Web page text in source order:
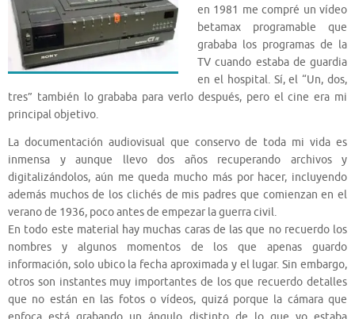
en 1981 me compré un vídeo
betamax programable que
grababa los programas de la
TV cuando estaba de guardia
en el hospital. Sí, el “Un, dos,
tres” también lo grababa para verlo después, pero el cine era mi
principal objetivo.
La documentación audiovisual que conservo de toda mi vida es
inmensa y aunque llevo dos años recuperando archivos y
digitalizándolos, aún me queda mucho más por hacer, incluyendo
además muchos de los clichés de mis padres que comienzan en el
verano de 1936, poco antes de empezar la guerra civil.
En todo este material hay muchas caras de las que no recuerdo los
nombres y algunos momentos de los que apenas guardo
información, solo ubico la fecha aproximada y el lugar. Sin embargo,
otros son instantes muy importantes de los que recuerdo detalles
que no están en las fotos o vídeos, quizá porque la cámara que